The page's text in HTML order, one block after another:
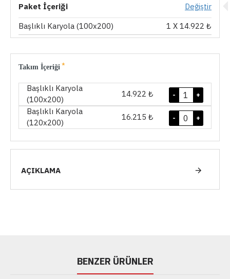
Paket İçeriği
Değiştir
Başlıklı Karyola (100x200)
1 X 14.922 ₺
Takım İçeriği
Başlıklı Karyola
(100x200)
14.922 ₺ +
-
Başlıklı Karyola
(120x200)
16.215 ₺ +
-
AÇIKLAMA
BENZER ÜRÜNLER